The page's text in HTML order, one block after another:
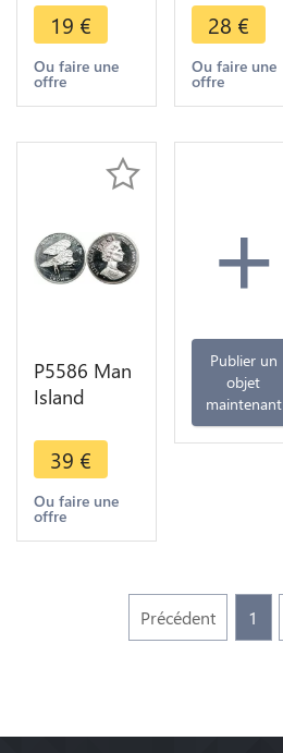
Elizabeth II
1980 Silver
Proof ->M
Offer
19 €
Ou faire une
offre
Elizabeth II
200 years
man flight
Balloon
28 €
Ou faire une
offre
P5586 Man
Island
Elizabeth II
Flight Otto
Lilienthal
1994 Silver
39 €
Ou faire une
offre
+
Publier un
objet
maintenant
Précédent 1